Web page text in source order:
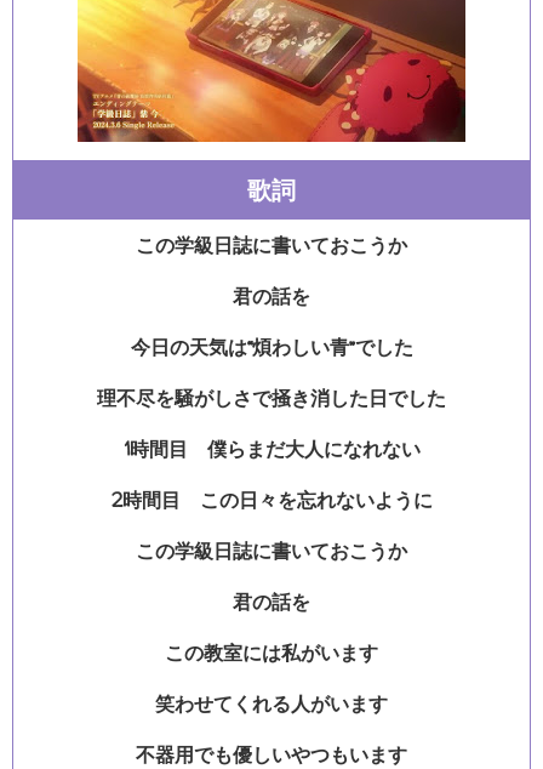
歌詞
この学級日誌に書いておこうか
君の話を
今日の天気は“煩わしい青”でした
理不尽を騒がしさで掻き消した日でした
1時間目 僕らまだ大人になれない
2時間目 この日々を忘れないように
この学級日誌に書いておこうか
君の話を
この教室には私がいます
笑わせてくれる人がいます
不器用でも優しいやつもいます